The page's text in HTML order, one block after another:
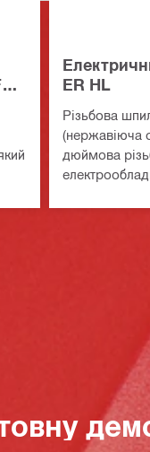
ER HL
Різьбова
(нержавіюча
дюймова